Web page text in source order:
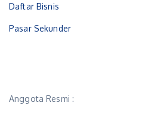
Daftar Bisnis
Pasar Sekunder
Anggota Resmi :